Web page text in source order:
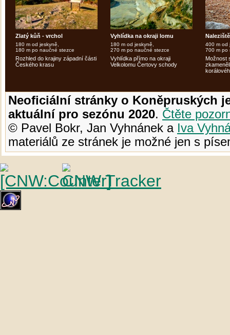
Zlatý kůň - vrchol
180 m od jeskyně,
180 m po naučné stezce
Rozhled do krajiny západní části
Českého krasu
Vyhlídka na okraji lomu
180 m od jeskyně,
270 m po naučné stezce
Vyhlídka přímo na okraji
Velkolomu Čertovy schody
400 m od
700 m po
Možnost
Neoficiální stránky o Koněpruských
aktuální pro sezónu 2020. Čtěte
© Pavel Bokr, Jan Vyhnánek a Iva
materiálů ze stránek je možné jen s